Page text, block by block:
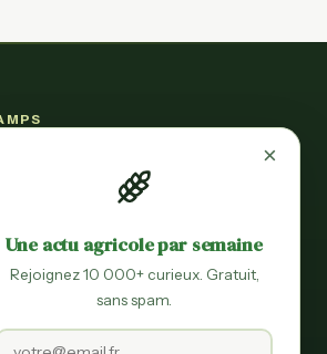
de l'actu
en un clic.
×
Une actu agricole par semaine
Rejoignez 10 000+ curieux. Gratuit,
sans spam.